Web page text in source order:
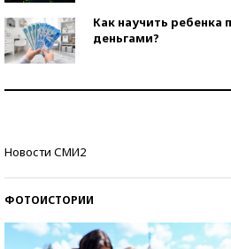
Как научить ребенка
деньгами?
Новости СМИ2
ФОТОИСТОРИИ